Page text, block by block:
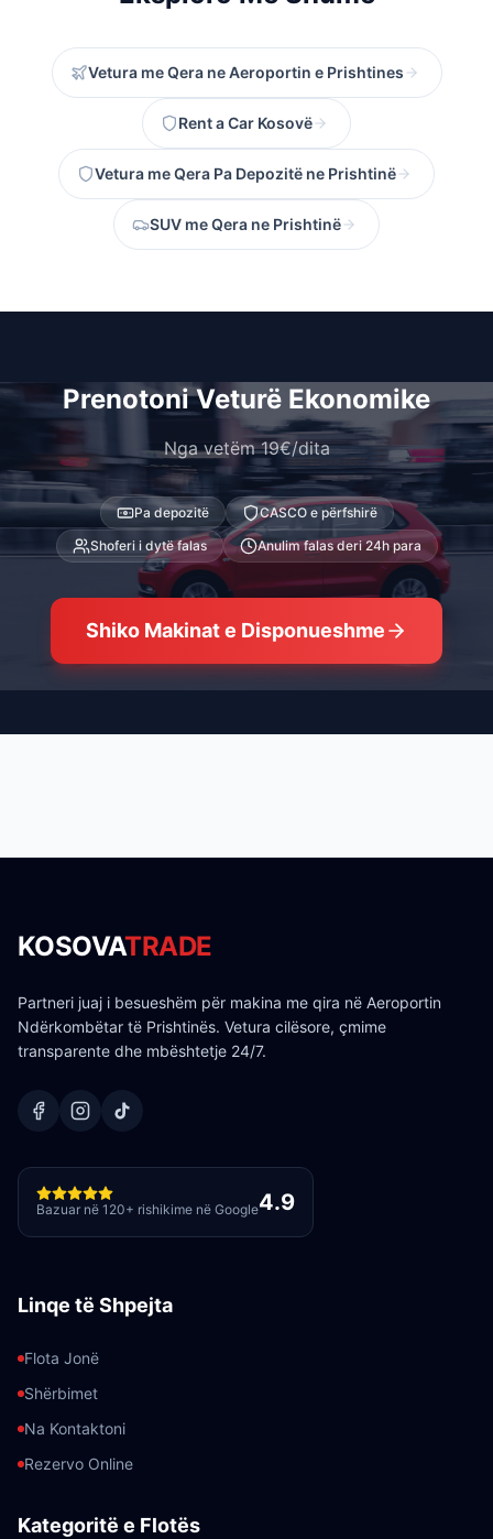
Vetura me Qera ne Aeroportin e Prishtines
Rent a Car Kosovë
Vetura me Qera Pa Depozitë ne Prishtinë
SUV me Qera ne Prishtinë
Prenotoni Veturë Ekonomike
Nga vetëm 19€/dita
Pa depozitë
CASCO e përfshirë
Shoferi i dytë falas
Anulim falas deri 24h para
Shiko Makinat e Disponueshme
KOSOVATRADE
Partneri juaj i besueshëm për makina me qira në Aeroportin
Ndërkombëtar të Prishtinës. Vetura cilësore, çmime
transparente dhe mbështetje 24/7.
Bazuar në 120+ rishikime në Google4.9
Linqe të Shpejta
Flota Jonë
Shërbimet
Na Kontaktoni
Rezervo Online
Kategoritë e Flotës